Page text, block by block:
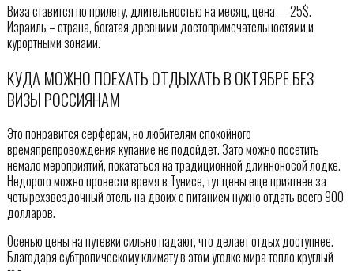
Виза ставится по прилету, длительностью на месяц, цена — 25$.
Израиль – страна, богатая древними достопримечательностями и
курортными зонами.
КУДА МОЖНО ПОЕХАТЬ ОТДЫХАТЬ В ОКТЯБРЕ БЕЗ
ВИЗЫ РОССИЯНАМ
Это понравится серферам, но любителям спокойного
времяпрепровождения купание не подойдет. Зато можно посетить
немало мероприятий, покататься на традиционной длинноносой лодке.
Недорого можно провести время в Тунисе, тут цены еще приятнее за
четырехзвездочный отель на двоих с питанием нужно отдать всего 900
долларов.
Осенью цены на путевки сильно падают, что делает отдых доступнее.
Благодаря субтропическому климату в этом уголке мира тепло круглый